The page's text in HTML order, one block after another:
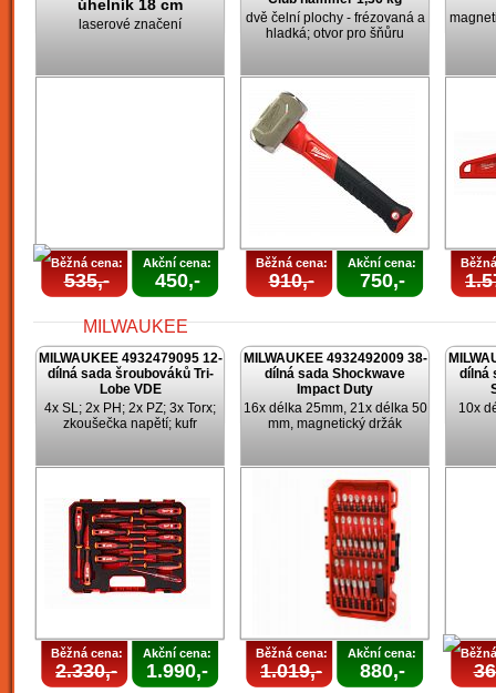
úhelník 18 cm
laserové značení
Běžná cena:
535,-
Akční cena:
450,-
dvě čelní plochy - frézovaná a
hladká; otvor pro šňůru
Běžná cena:
910,-
Akční cena:
750,-
MILWAUKEE 4932479095 12-
dílná sada šroubováků Tri-
Lobe VDE
4x SL; 2x PH; 2x PZ; 3x Torx;
zkoušečka napětí; kufr
Běžná cena:
2.330,-
Akční cena:
1.990,-
MILWAUKEE 4932492009 38-
dílná sada Shockwave
Impact Duty
16x délka 25mm, 21x délka 50
mm, magnetický držák
Běžná cena:
1.019,-
Akční cena:
880,-
dílná
10x